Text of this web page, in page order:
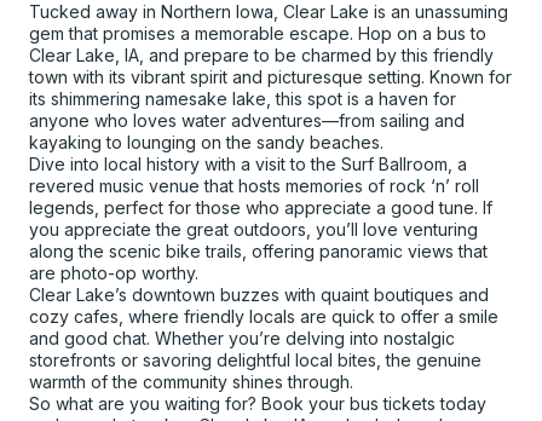
Tucked away in Northern Iowa, Clear Lake is an unassuming
gem that promises a memorable escape. Hop on a bus to
Clear Lake, IA, and prepare to be charmed by this friendly
town with its vibrant spirit and picturesque setting. Known for
its shimmering namesake lake, this spot is a haven for
anyone who loves water adventures—from sailing and
kayaking to lounging on the sandy beaches.
Dive into local history with a visit to the Surf Ballroom, a
revered music venue that hosts memories of rock ‘n’ roll
legends, perfect for those who appreciate a good tune. If
you appreciate the great outdoors, you’ll love venturing
along the scenic bike trails, offering panoramic views that
are photo-op worthy.
Clear Lake’s downtown buzzes with quaint boutiques and
cozy cafes, where friendly locals are quick to offer a smile
and good chat. Whether you’re delving into nostalgic
storefronts or savoring delightful local bites, the genuine
warmth of the community shines through.
So what are you waiting for? Book your bus tickets today